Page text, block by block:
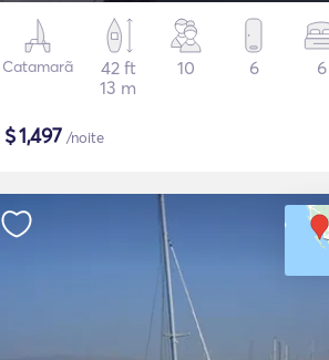
Catamarã
42 ft
13 m
10 6 6
$1,497 /noite